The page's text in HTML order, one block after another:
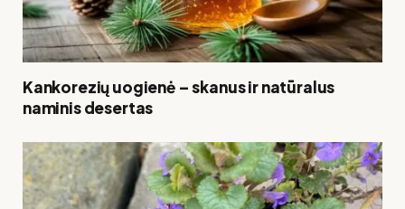
Kankorezių uogienė – skanus ir natūralus
naminis desertas